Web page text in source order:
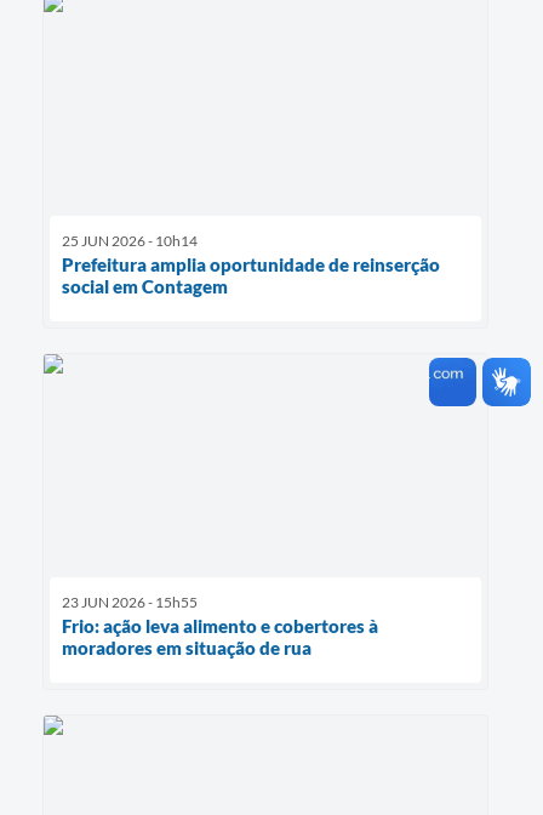
25 JUN 2026 - 10h14
Prefeitura amplia oportunidade de reinserção
social em Contagem
23 JUN 2026 - 15h55
Frio: ação leva alimento e cobertores à
moradores em situação de rua